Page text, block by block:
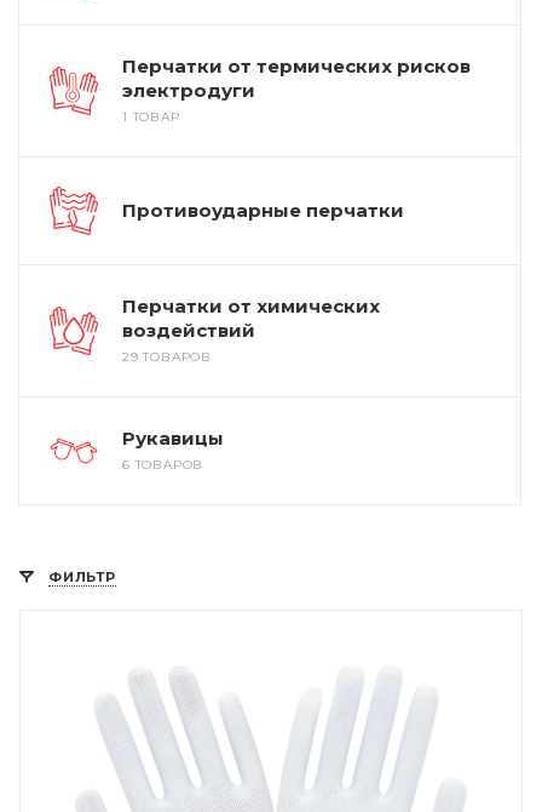
Перчатки от термических рисков
электродуги
1 ТОВАР
Противоударные перчатки
Перчатки от химических
воздействий
29 ТОВАРОВ
Рукавицы
6 ТОВАРОВ
ФИЛЬТР